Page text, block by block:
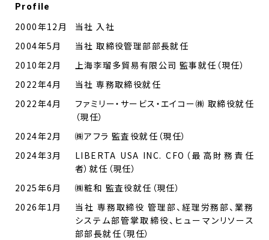
Profile
2000年12月
当社 入社
2004年5月
当社 取締役管理部部長就任
2010年2月
上海李瑠多貿易有限公司 監事就任（現任）
2022年4月
当社 専務取締役就任
2022年4月
ファミリー・サービス・エイコー㈱ 取締役就任
（現任）
2024年2月
㈱アフラ 監査役就任（現任）
2024年3月
LIBERTA USA INC. CFO（最高財務責任
者）就任（現任）
2025年6月
㈱粧和 監査役就任（現任）
2026年1月
当社 専務取締役 管理部、経理労務部、業務
システム部管掌取締役、ヒューマンリソース
部部長就任（現任）